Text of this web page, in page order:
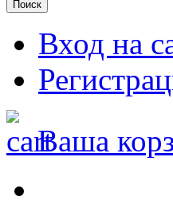
Вход на
Ваша